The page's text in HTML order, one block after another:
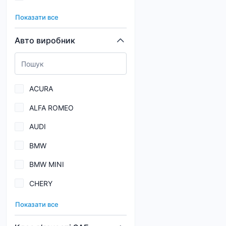
CK-4/CJ-4/SN
CK-4/SN
Dexron III H
Dexron IIIG
089
147
163
172
189
195
197
1C0
1D4
1D6
Показати все
Авто виробник
ACURA
ALFA ROMEO
AUDI
BMW
BMW MINI
CHERY
CHEVROLET EUROPE
Показати все